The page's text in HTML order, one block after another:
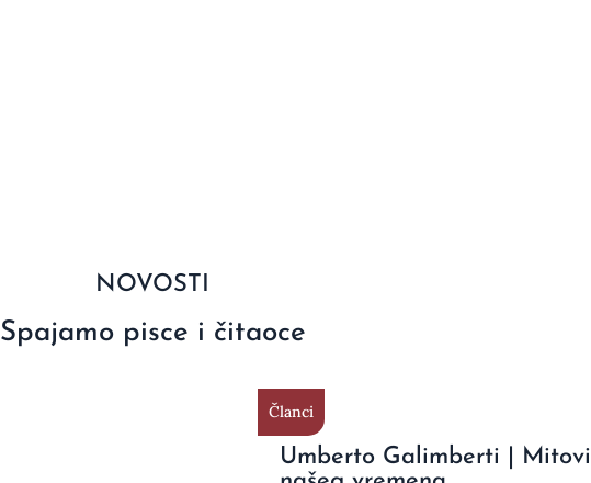
NOVOSTI
Spajamo pisce i čitaoce
Članci
Umberto Galimberti | Mitovi